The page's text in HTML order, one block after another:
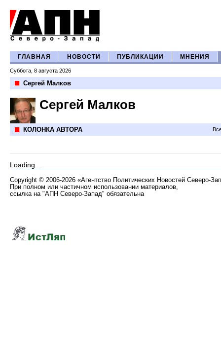
ГЛАВНАЯ НОВОСТИ ПУБЛИКАЦИИ МНЕНИЯ
Суббота, 8 августа 2026
Сергей Малков
Сергей Малков
КОЛОНКА АВТОРА
Loading...
Copyright © 2006-2026 «Агентство Политических Новостей Северо-
При полном или частичном использовании материалов,
ссылка на "АПН Северо-Запад" обязательна